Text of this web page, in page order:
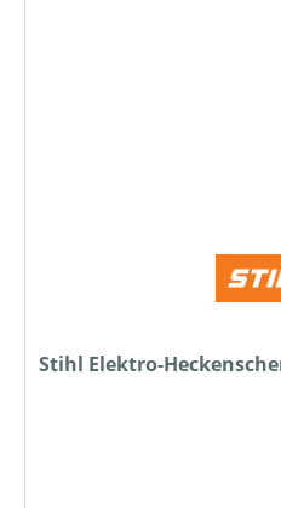
Stihl Elektro-